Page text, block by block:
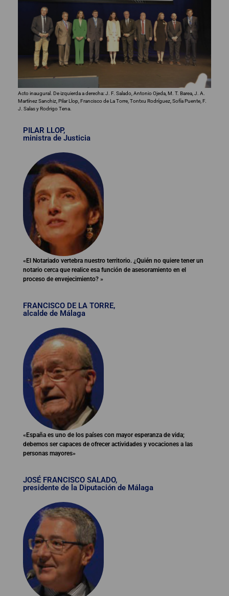
Acto inaugural. De izquierda a derecha: J. F. Salado, Antonio Ojeda, M. T. Barea, J. A.
Martínez Sanchiz, Pilar Llop, Francisco de La Torre, Tontxu Rodríguez, Sofía Puente, F.
J. Salas y Rodrigo Tena.
PILAR LLOP,
ministra de Justicia
«El Notariado vertebra nuestro territorio. ¿Quién no quiere tener un
notario cerca que realice esa función de asesoramiento en el
proceso de envejecimiento? »
FRANCISCO DE LA TORRE,
alcalde de Málaga
«España es uno de los países con mayor esperanza de vida;
debemos ser capaces de ofrecer actividades y vocaciones a las
personas mayores»
JOSÉ FRANCISCO SALADO,
presidente de la Diputación de Málaga